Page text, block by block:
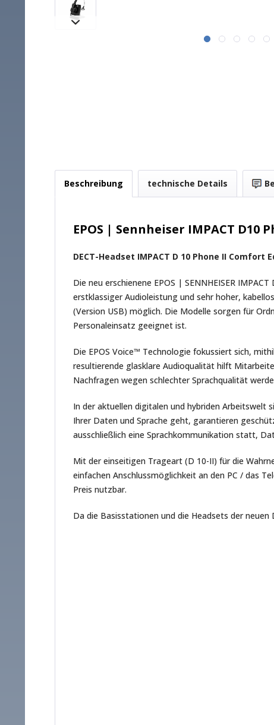
Beschreibung technische Details
EPOS | Sennheiser IMPACT
DECT-Headset IMPACT D 10 Phone II
Die neu erschienene EPOS | SENNHEISER
erstklassiger Audioleistung und sehr hoher,
(Version USB) möglich. Die Modelle sorgen für
Personaleinsatz geeignet ist.
Die EPOS Voice™ Technologie fokussiert sich,
resultierende glasklare Audioqualität hilft
Nachfragen wegen schlechter Sprachqualität
In der aktuellen digitalen und hybriden Arbeitswelt
Ihrer Daten und Sprache geht, garantieren
ausschließlich eine Sprachkommunikation statt,
Mit der einseitigen Trageart (D 10-II) für die
einfachen Anschlussmöglichkeit an den PC / das
Preis nutzbar.
Da die Basisstationen und die Headsets der